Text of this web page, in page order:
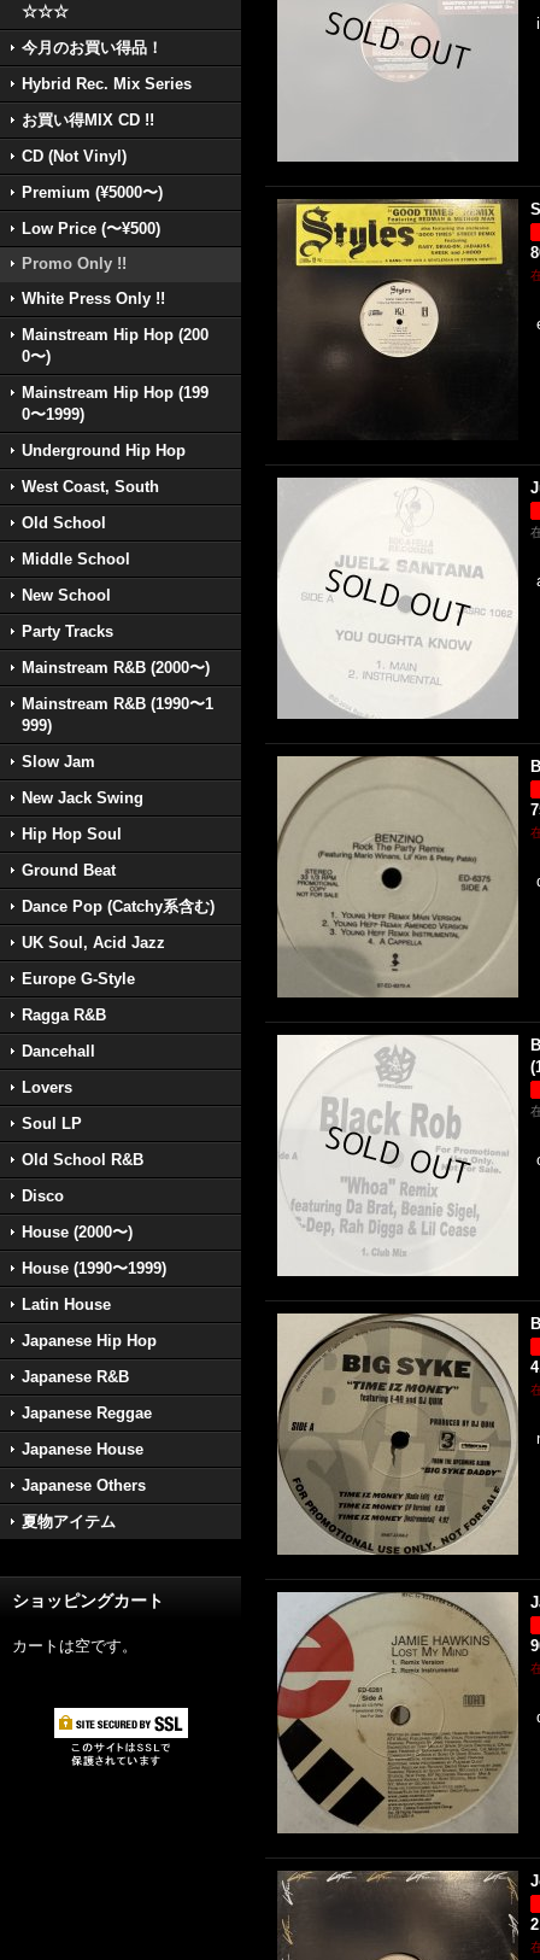
☆☆☆
今月のお買い得品！
Hybrid Rec. Mix Series
お買い得MIX CD !!
CD (Not Vinyl)
Premium (¥5000〜)
Low Price (〜¥500)
Promo Only !!
White Press Only !!
Mainstream Hip Hop (200
0〜)
Mainstream Hip Hop (199
0〜1999)
Underground Hip Hop
West Coast, South
Old School
Middle School
New School
Party Tracks
Mainstream R&B (2000〜)
Mainstream R&B (1990〜1
999)
Slow Jam
New Jack Swing
Hip Hop Soul
Ground Beat
Dance Pop (Catchy系含む)
UK Soul, Acid Jazz
Europe G-Style
Ragga R&B
Dancehall
Lovers
Soul LP
Old School R&B
Disco
House (2000〜)
House (1990〜1999)
Latin House
Japanese Hip Hop
Japanese R&B
Japanese Reggae
Japanese House
Japanese Others
夏物アイテム
ショッピングカート
カートは空です。